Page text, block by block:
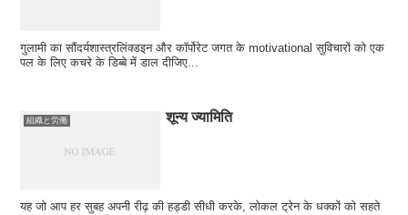
गुलामी का सौंदर्यशास्त्रलिंक्डइन और कॉर्पोरेट जगत के motivational सुविचारों को एक
पल के लिए कचरे के डिब्बे में डाल दीजिए...
組織と労働 शून्य ज्यामिति
यह जो आप हर सुबह अपनी रीढ़ की हड्डी सीधी करके, लोकल ट्रेन के धक्कों को सहते